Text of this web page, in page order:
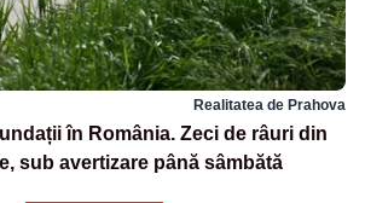
Realitatea de Prahova
în România. Zeci de râuri din
sub avertizare până sâmbătă